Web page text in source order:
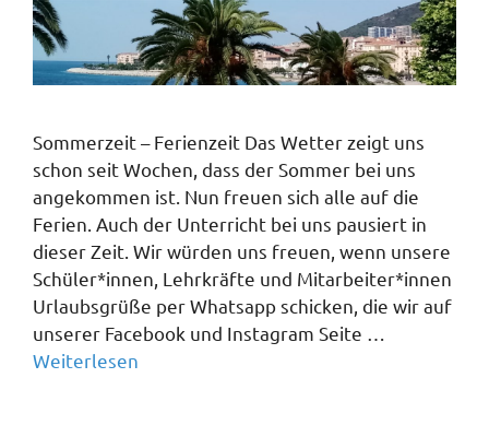
Sommerzeit – Ferienzeit Das Wetter zeigt uns
schon seit Wochen, dass der Sommer bei uns
angekommen ist. Nun freuen sich alle auf die
Ferien. Auch der Unterricht bei uns pausiert in
dieser Zeit. Wir würden uns freuen, wenn unsere
Schüler*innen, Lehrkräfte und Mitarbeiter*innen
Urlaubsgrüße per Whatsapp schicken, die wir auf
unserer Facebook und Instagram Seite …
Weiterlesen